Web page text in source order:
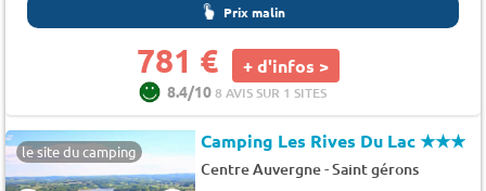
Prix malin
781 € + d'infos >
8.4/108 AVIS SUR 1 SITES
le site du camping Camping Les Rives Du Lac★★★
Centre Auvergne-Saint gérons